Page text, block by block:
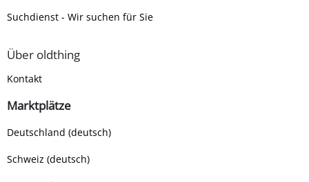
Suchdienst - Wir suchen für Sie
Über oldthing
Kontakt
Marktplätze
Deutschland (deutsch)
Schweiz (deutsch)